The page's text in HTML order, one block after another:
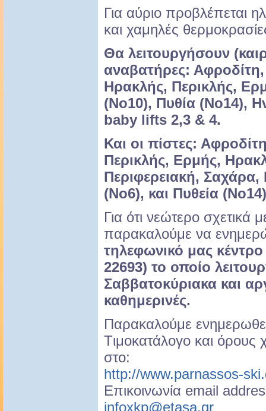
Για αύριο προβλέπεται
και χαμηλές
Θα λειτουργήσουν
αναβατήρες:
Ηρακλής, Περικλής,
(Νο10), Πυθία (Νο14),
baby lifts 2,3 & 4.
Και οι πίστες:
Περικλής, Ερμής,
Περιφερειακή,
(Νο6), και Πυθεία
Για ότι νεώτερο σχετικά
παρακαλούμε να
τηλεφωνικό μας
22693) το οποίο
Σαββατοκύριακα και
καθημερινές.
Παρακαλούμε
Tιμοκατάλογο και
στο:
http://www.parnassos-
Επικοινωνία email
infoxkp@etasa.gr